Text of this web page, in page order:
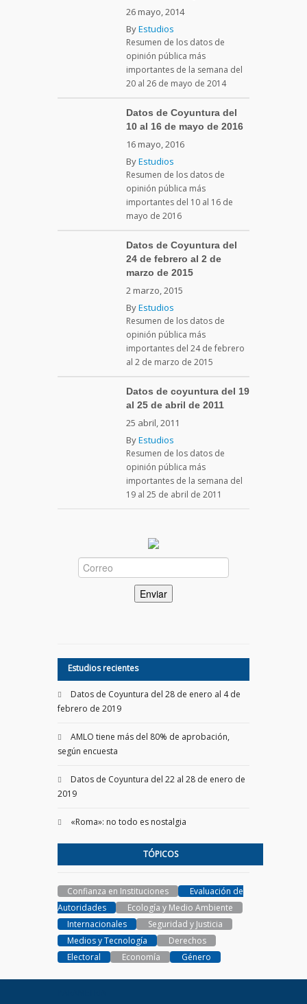
26 mayo, 2014
ByEstudios
Resumen de los datos de
opinión pública más
importantes de la semana del
20 al 26 de mayo de 2014
Datos de Coyuntura del
10 al 16 de mayo de 2016
16 mayo, 2016
ByEstudios
Resumen de los datos de
opinión pública más
importantes del 10 al 16 de
mayo de 2016
Datos de Coyuntura del
24 de febrero al 2 de
marzo de 2015
2 marzo, 2015
ByEstudios
Resumen de los datos de
opinión pública más
importantes del 24 de febrero
al 2 de marzo de 2015
Datos de coyuntura del 19
al 25 de abril de 2011
25 abril, 2011
ByEstudios
Resumen de los datos de
opinión pública más
importantes de la semana del
19 al 25 de abril de 2011
Estudios recientes
Datos de Coyuntura del 28 de enero al 4 de
febrero de 2019
AMLO tiene más del 80% de aprobación,
según encuesta
Datos de Coyuntura del 22 al 28 de enero de
2019
«Roma»: no todo es nostalgia
TÓPICOS
Confianza en Instituciones
Evaluación de
Autoridades
Ecología y Medio Ambiente
Internacionales
Seguridad y Justicia
Medios y Tecnología
Derechos
Electoral
Economía Género